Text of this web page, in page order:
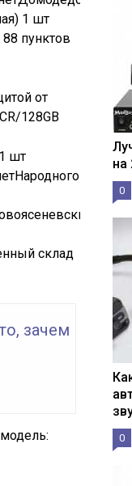
1 шт
88 пунктов
от
128GB
1 шт
Народного
склад
зачем
на
0
0